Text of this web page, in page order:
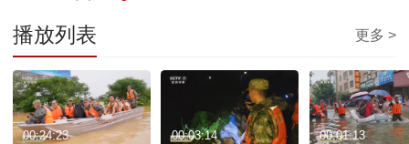
播放列表 更多 >
00:24:23 00:03:14 00:01:13